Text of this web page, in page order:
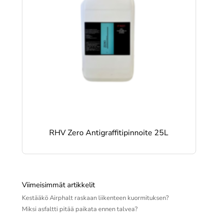
RHV Zero Antigraffitipinnoite 25L
Viimeisimmät artikkelit
Kestääkö Airphalt raskaan liikenteen kuormituksen?
Miksi asfaltti pitää paikata ennen talvea?